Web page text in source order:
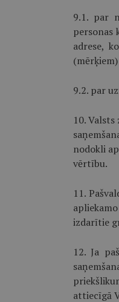
9.1. par
personas
adrese,
9.2. par
10.
nodokli
vērtību.
11.
izdarītie
12. Ja
attiecīgā